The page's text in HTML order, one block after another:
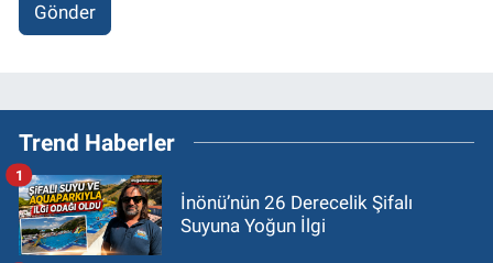
Gönder
Trend Haberler
İnönü’nün 26 Derecelik Şifalı
Suyuna Yoğun İlgi
1